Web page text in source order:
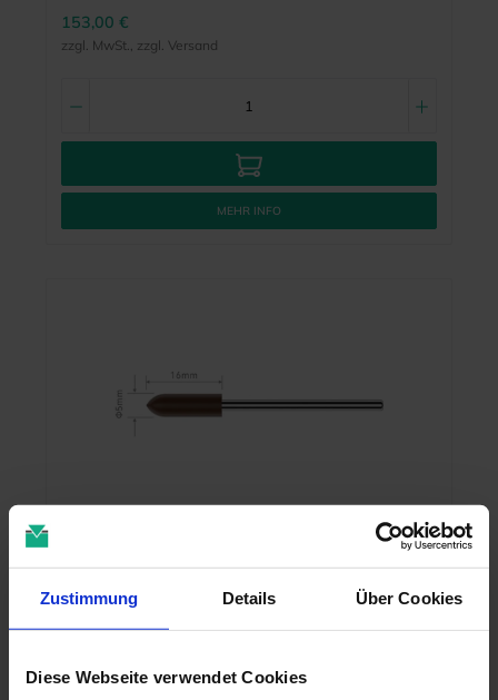
Zustimmung Details Über Cookies
Diese Webseite verwendet Cookies
153,00 €
zzgl. MwSt., zzgl. Versand
MEHR INFO
Terauchi Brownie Polishing Point
zzgl. MwSt., zzgl. Versand